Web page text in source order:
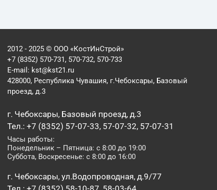
2012 - 2025 © ООО «КостИнСтрой»
+7 (8352) 570-731, 570-732, 570-733
E-mail: kst@kst21.ru
428000, Республика Чувашия, г.Чебоксары, Базовый
проезд, д.3
г. Чебоксары, Базовый проезд, д.3
Тел.: +7 (8352) 57-07-33, 57-07-32, 57-07-31
Часы работы:
Понедельник – Пятница: с 8:00 до 19:00
Суббота, Воскресенье: с 8:00 до 16:00
г. Чебоксары, ул.Водопроводная, д.9/77